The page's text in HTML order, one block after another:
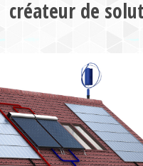
créateur de